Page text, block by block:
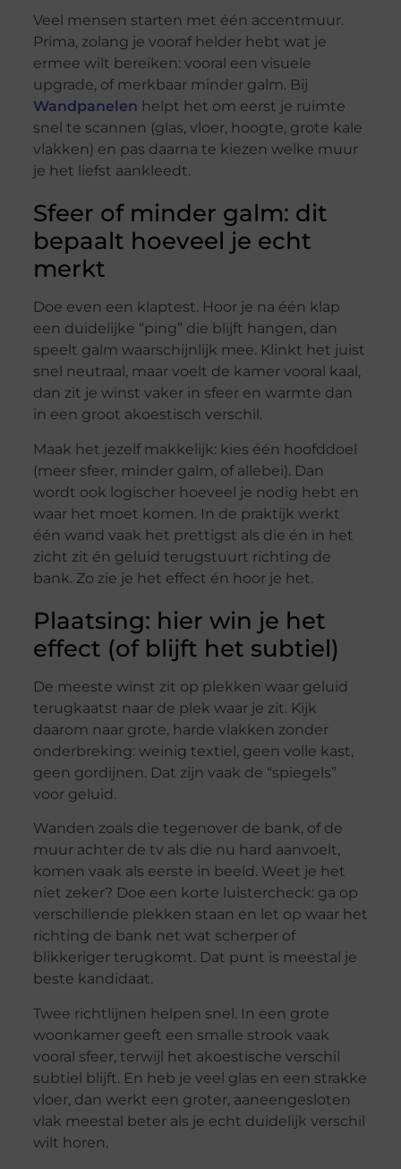
Veel mensen starten met één accentmuur.
Prima, zolang je vooraf helder hebt wat je
ermee wilt bereiken: vooral een visuele
upgrade, of merkbaar minder galm. Bij
Wandpanelen helpt het om eerst je ruimte
snel te scannen (glas, vloer, hoogte, grote kale
vlakken) en pas daarna te kiezen welke muur
je het liefst aankleedt.
Sfeer of minder galm: dit
bepaalt hoeveel je echt
merkt
Doe even een klaptest. Hoor je na één klap
een duidelijke “ping” die blijft hangen, dan
speelt galm waarschijnlijk mee. Klinkt het juist
snel neutraal, maar voelt de kamer vooral kaal,
dan zit je winst vaker in sfeer en warmte dan
in een groot akoestisch verschil.
Maak het jezelf makkelijk: kies één hoofddoel
(meer sfeer, minder galm, of allebei). Dan
wordt ook logischer hoeveel je nodig hebt en
waar het moet komen. In de praktijk werkt
één wand vaak het prettigst als die én in het
zicht zit én geluid terugstuurt richting de
bank. Zo zie je het effect én hoor je het.
Plaatsing: hier win je het
effect (of blijft het subtiel)
De meeste winst zit op plekken waar geluid
terugkaatst naar de plek waar je zit. Kijk
daarom naar grote, harde vlakken zonder
onderbreking: weinig textiel, geen volle kast,
geen gordijnen. Dat zijn vaak de “spiegels”
voor geluid.
Wanden zoals die tegenover de bank, of de
muur achter de tv als die nu hard aanvoelt,
komen vaak als eerste in beeld. Weet je het
niet zeker? Doe een korte luistercheck: ga op
verschillende plekken staan en let op waar het
richting de bank net wat scherper of
blikkeriger terugkomt. Dat punt is meestal je
beste kandidaat.
Twee richtlijnen helpen snel. In een grote
woonkamer geeft een smalle strook vaak
vooral sfeer, terwijl het akoestische verschil
subtiel blijft. En heb je veel glas en een strakke
vloer, dan werkt een groter, aaneengesloten
vlak meestal beter als je echt duidelijk verschil
wilt horen.